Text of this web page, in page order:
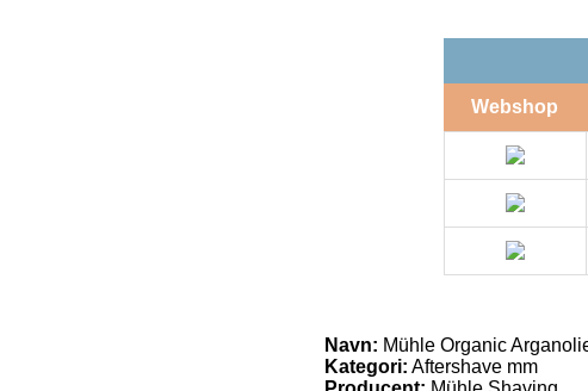
Webshop
Navn: Mühle Organic
Kategori: Aftershave mm